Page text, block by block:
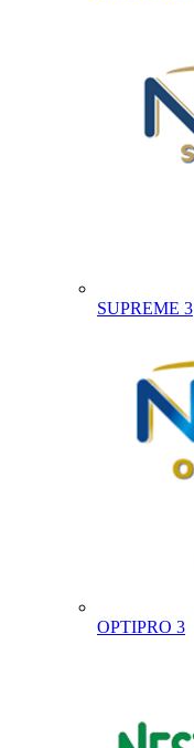
SUPREME 3
OPTIPRO 3